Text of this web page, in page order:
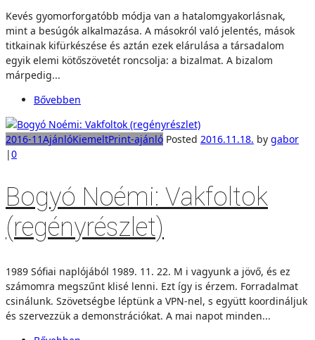
Kevés gyomorforgatóbb módja van a hatalomgyakorlásnak,
mint a besúgók alkalmazása. A másokról való jelentés, mások
titkainak kifürkészése és aztán ezek elárulása a társadalom
egyik elemi kötőszövetét roncsolja: a bizalmat. A bizalom
márpedig...
Bővebben
2016-11AjánlóKiemeltPrint-ajánló Posted 2016.11.18. by gabor
|0
Bogyó Noémi: Vakfoltok
(regényrészlet)
1989 Sófiai naplójából 1989. 11. 22. M i vagyunk a jövő, és ez
számomra megszűnt klisé lenni. Ezt így is érzem. Forradalmat
csinálunk. Szövetségbe léptünk a VPN-nel, s együtt koordináljuk
és szervezzük a demonstrációkat. A mai napot minden...